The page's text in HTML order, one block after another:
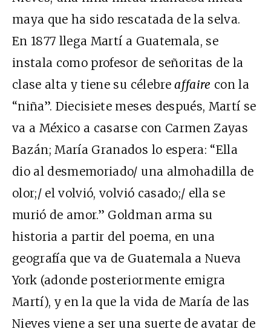
maya que ha sido rescatada de la selva.
En 1877 llega Martí a Guatemala, se
instala como profesor de señoritas de la
clase alta y tiene su célebreaffaire con la
“niña”. Diecisiete meses después, Martí se
va a México a casarse con Carmen Zayas
Bazán; María Granados lo espera: “Ella
dio al desmemoriado/ una almohadilla de
olor;/ el volvió, volvió casado;/ ella se
murió de amor.” Goldman arma su
historia a partir del poema, en una
geografía que va de Guatemala a Nueva
York (adonde posteriormente emigra
Martí), y en la que la vida de María de las
Nieves viene a ser una suerte de avatar de